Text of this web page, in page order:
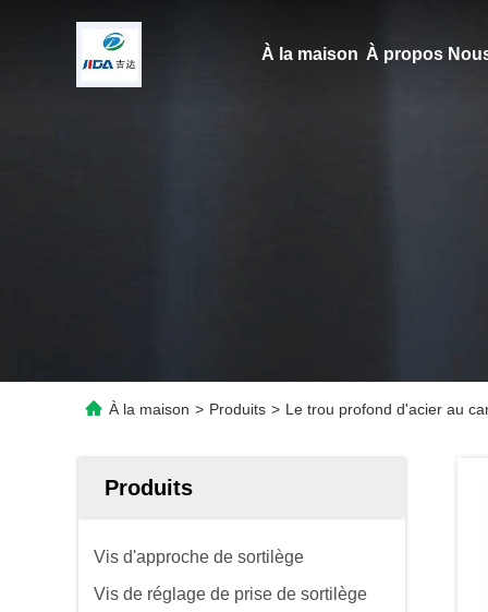
À la maison À propos
À la maison > Produits > Le trou profond d'acier au
Produits
Vis d'approche de sortilège
Vis de réglage de prise de sortilège